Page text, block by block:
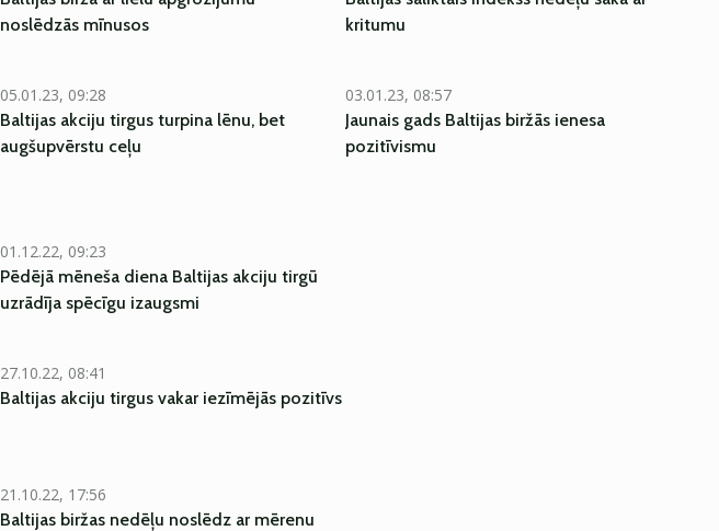
noslēdzās mīnusos
kritumu
05.01.23, 09:28
Baltijas akciju tirgus turpina lēnu, bet
augšupvērstu ceļu
03.01.23, 08:57
Jaunais gads Baltijas biržās ienesa
pozitīvismu
01.12.22, 09:23
Pēdējā mēneša diena Baltijas akciju tirgū
uzrādīja spēcīgu izaugsmi
27.10.22, 08:41
Baltijas akciju tirgus vakar iezīmējās pozitīvs
21.10.22, 17:56
Baltijas biržas nedēļu noslēdz ar mērenu